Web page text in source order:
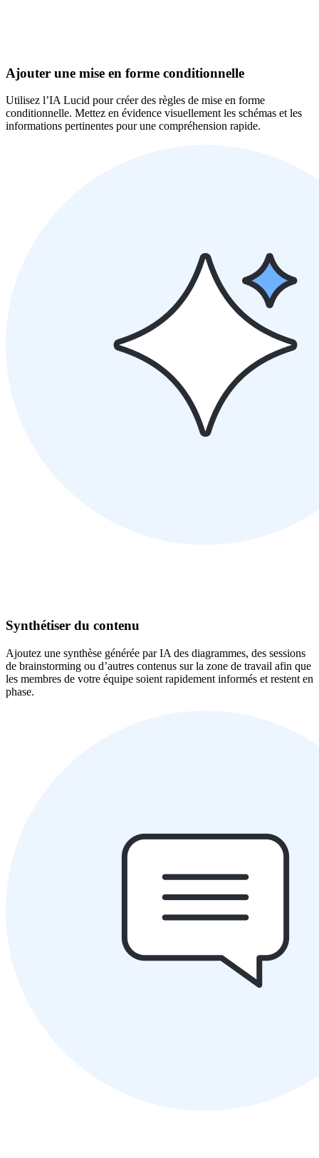
Ajouter une mise en forme conditionnelle
Utilisez l’IA Lucid pour créer des règles de mise en forme
conditionnelle. Mettez en évidence visuellement les schémas et les
informations pertinentes pour une compréhension rapide.
Synthétiser du contenu
Ajoutez une synthèse générée par IA des diagrammes, des sessions
de brainstorming ou d’autres contenus sur la zone de travail afin que
les membres de votre équipe soient rapidement informés et restent en
phase.